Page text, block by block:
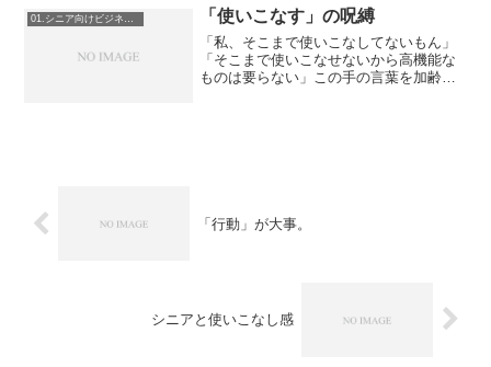
様、お友達、お誘いくださいませ。さ
て、忙しくなった原因として...
「使いこなす」の呪縛
「私、そこまで使いこなしてないもん」
「そこまで使いこなせないから高機能な
ものは要らない」この手の言葉を加齢が
「行動」が大事。
シニアと使いこなし感